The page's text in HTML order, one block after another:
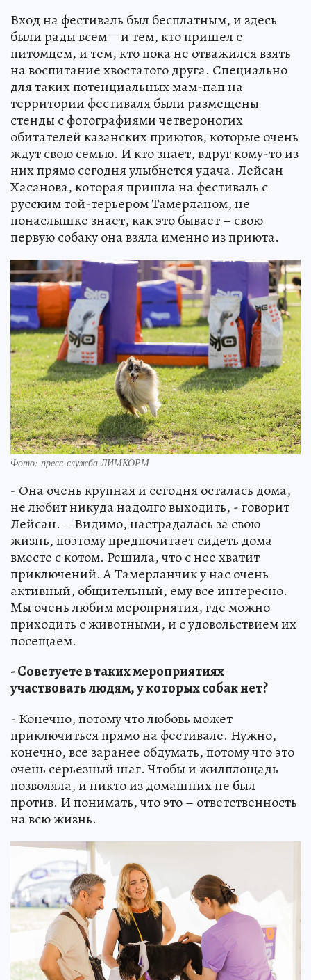
Вход на фестиваль был бесплатным, и здесь
были рады всем – и тем, кто пришел с
питомцем, и тем, кто пока не отважился взять
на воспитание хвостатого друга. Специально
для таких потенциальных мам-пап на
территории фестиваля были размещены
стенды с фотографиями четвероногих
обитателей казанских приютов, которые очень
ждут свою семью. И кто знает, вдруг кому-то из
них прямо сегодня улыбнется удача. Лейсан
Хасанова, которая пришла на фестиваль с
русским той-терьером Тамерланом, не
понаслышке знает, как это бывает – свою
первую собаку она взяла именно из приюта.
Фото: пресс-служба ЛИМКОРМ
- Она очень крупная и сегодня осталась дома,
не любит никуда надолго выходить, - говорит
Лейсан. – Видимо, настрадалась за свою
жизнь, поэтому предпочитает сидеть дома
вместе с котом. Решила, что с нее хватит
приключений. А Тамерланчик у нас очень
активный, общительный, ему все интересно.
Мы очень любим мероприятия, где можно
приходить с животными, и с удовольствием их
посещаем.
- Советуете в таких мероприятиях
участвовать людям, у которых собак нет?
- Конечно, потому что любовь может
приключиться прямо на фестивале. Нужно,
конечно, все заранее обдумать, потому что это
очень серьезный шаг. Чтобы и жилплощадь
позволяла, и никто из домашних не был
против. И понимать, что это – ответственность
на всю жизнь.